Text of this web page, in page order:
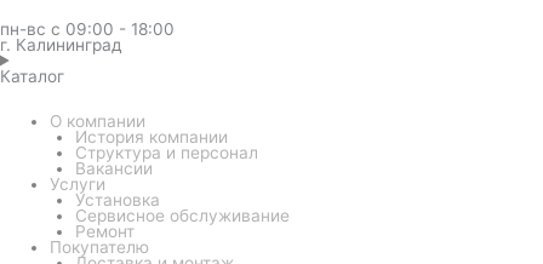
пн-вс с 09:00 - 18:00
г. Калининград
Каталог
О компании
История компании
Структура и персонал
Вакансии
Услуги
Установка
Сервисное обслуживание
Ремонт
Покупателю